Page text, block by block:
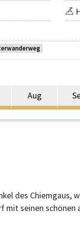
Aug
des Chiemgaus,
seinen